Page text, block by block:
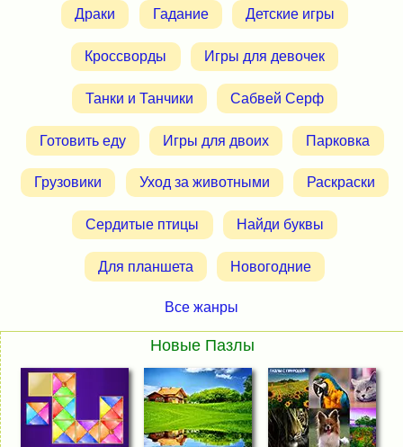
Драки Гадание Детские игры
Кроссворды Игры для девочек
Танки и Танчики Сабвей Серф
Готовить еду Игры для двоих Парковка
Грузовики Уход за животными Раскраски
Сердитые птицы Найди буквы
Для планшета Новогодние
Все жанры
Новые Пазлы